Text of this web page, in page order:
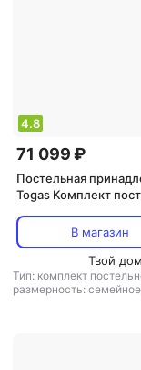
4.8
71 099 ₽
Постельная
Togas Комплект
sensotex бело-
В магазин
Твой дом
Тип: комплект
размерность: семейное